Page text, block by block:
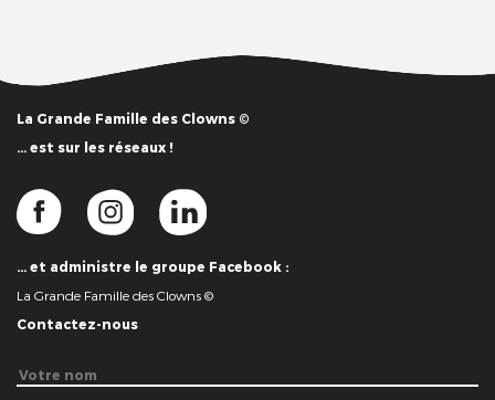
La Grande Famille des Clowns ©
… est sur les réseaux !
… et administre le groupe Facebook :
La Grande Famille des Clowns ©
Contactez-nous